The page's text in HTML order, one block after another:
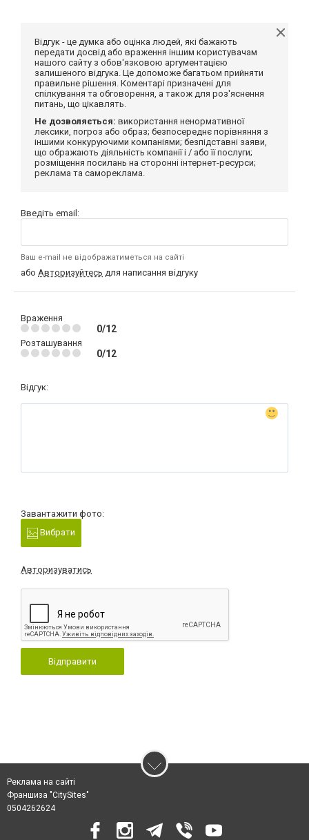
Відгук - це думка або оцінка людей, які бажають
передати досвід або враження іншим користувачам
нашого сайту з обов'язковою аргументацією
залишеного відгука. Це допоможе багатьом прийняти
правильне рішення. Коментарі призначені для
спілкування та обговорення, а також для роз'яснення
питань, що цікавлять.
Не дозволяється: використання ненормативної
лексики, погроз або образ; безпосереднє порівняння з
іншими конкуруючими компаніями; безпідставні заяви,
що ображають діяльність компанії і / або її послуги;
розміщення посилань на сторонні інтернет-ресурси;
реклама та самореклама.
Введіть email:
Ваш e-mail не відображатиметься на сайті
або Авторизуйтесь для написання відгуку
Враження
0/12
Розташування
0/12
Відгук:
Завантажити фото:
Вибрати
Авторизуватись
Відправити
Реклама на сайті
Франшиза "CitySites"
0504262624